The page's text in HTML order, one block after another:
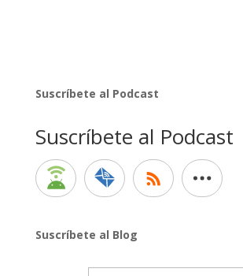
Suscríbete al Podcast
Suscríbete al Podcast
Suscríbete al Blog